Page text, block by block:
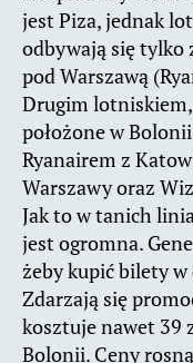
jest Piza, jednak
odbywają się tylko
pod Warszawą
Drugim
położone w
Ryanairem z
Warszawy oraz
Jak to w tanich
jest ogromna.
żeby kupić bilety
Zdarzają się
kosztuje nawet 39
Bolonii. Ceny